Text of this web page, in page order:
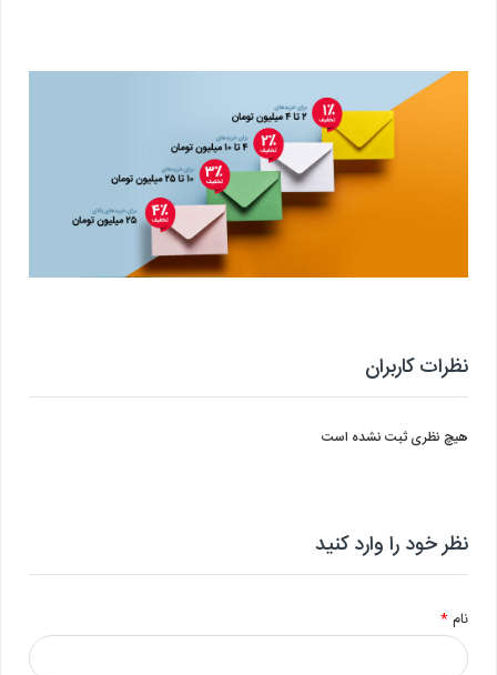
نظرات کاربران
هیچ نظری ثبت نشده است
نظر خود را وارد کنید
نام*